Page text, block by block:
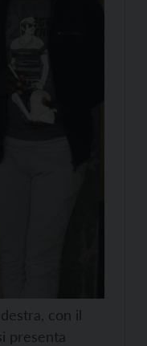
con il
presenta